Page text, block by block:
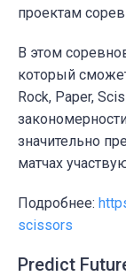
проектам
В этом
который
Rock, Paper,
значительно
матчах
Подробнее:
scissors
Predict